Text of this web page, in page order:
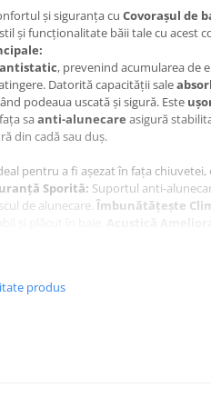
și siguranța cu Covorașul de
și funcționalitate băii tale cu acest
antistatic, prevenind acumularea de
Datorită capacității sale
podeaua uscată și sigură. Este
saanti-alunecare asigură
din cadă sau duș.
pentru a fi așezat în fața
Sporită: Suportul anti-
de alunecare. Îmbunătățește
folosește o spumă dintr-un
eforturile pentru a asigura
produs